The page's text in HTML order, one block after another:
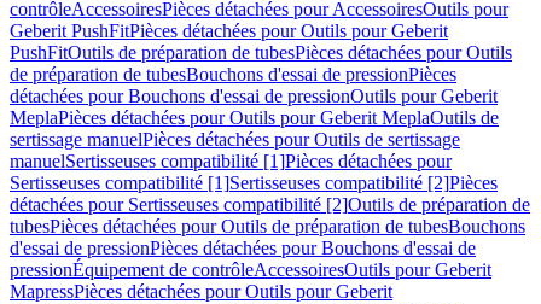
contrôleAccessoiresPièces détachées pour AccessoiresOutils pour
Geberit PushFitPièces détachées pour Outils pour Geberit
PushFitOutils de préparation de tubesPièces détachées pour Outils
de préparation de tubesBouchons d'essai de pressionPièces
détachées pour Bouchons d'essai de pressionOutils pour Geberit
MeplaPièces détachées pour Outils pour Geberit MeplaOutils de
sertissage manuelPièces détachées pour Outils de sertissage
manuelSertisseuses compatibilité [1]Pièces détachées pour
Sertisseuses compatibilité [1]Sertisseuses compatibilité [2]Pièces
détachées pour Sertisseuses compatibilité [2]Outils de préparation de
tubesPièces détachées pour Outils de préparation de tubesBouchons
d'essai de pressionPièces détachées pour Bouchons d'essai de
pressionÉquipement de contrôleAccessoiresOutils pour Geberit
MapressPièces détachées pour Outils pour Geberit